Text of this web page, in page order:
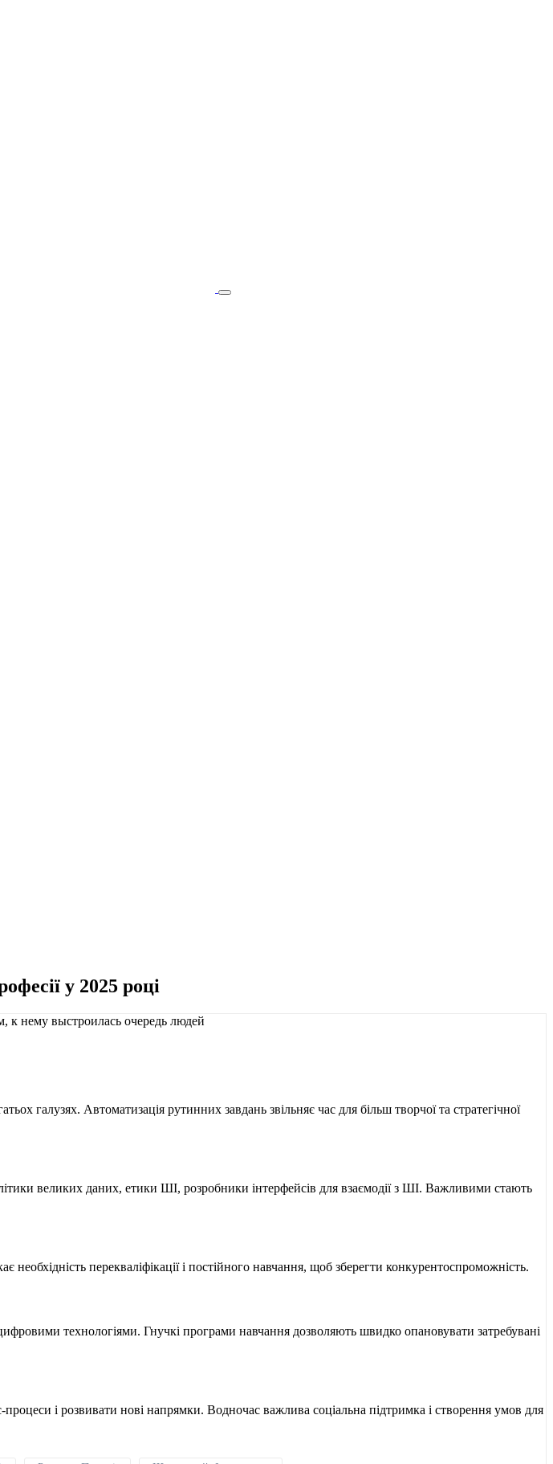
у 2025 році
галузях. Автоматизація рутинних завдань звільняє час для більш творчої та стратегічної
великих даних, етики ШІ, розробники інтерфейсів для взаємодії з ШІ. Важливими стають
перекваліфікації і постійного навчання, щоб зберегти конкурентоспроможність.
технологіями. Гнучкі програми навчання дозволяють швидко опановувати затребувані
і розвивати нові напрямки. Водночас важлива соціальна підтримка і створення умов для